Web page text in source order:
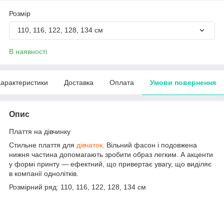
Розмір
110, 116, 122, 128, 134 см
В наявності
Доставка Оплата Умови повернення
Опис
Плаття на дівчинку
Стильне плаття для дівчаток . Вільний фасон і подовжена
нижня частина допомагають зробити образ легким. А акценти
у формі принту — ефектний, що привертає увагу, що виділяє
в компанії однолітків.
Розмірний ряд: 110, 116, 122, 128, 134 см